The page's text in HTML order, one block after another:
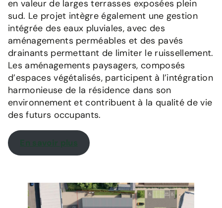
en valeur de larges terrasses exposées plein
sud. Le projet intègre également une gestion
intégrée des eaux pluviales, avec des
aménagements perméables et des pavés
drainants permettant de limiter le ruissellement.
Les aménagements paysagers, composés
d’espaces végétalisés, participent à l’intégration
harmonieuse de la résidence dans son
environnement et contribuent à la qualité de vie
des futurs occupants.
En savoir plus